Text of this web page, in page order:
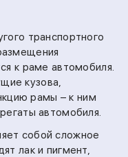
транспортного
к раме автомобиля.
кузова,
рамы – к ним
автомобиля.
собой сложное
лак и пигмент,